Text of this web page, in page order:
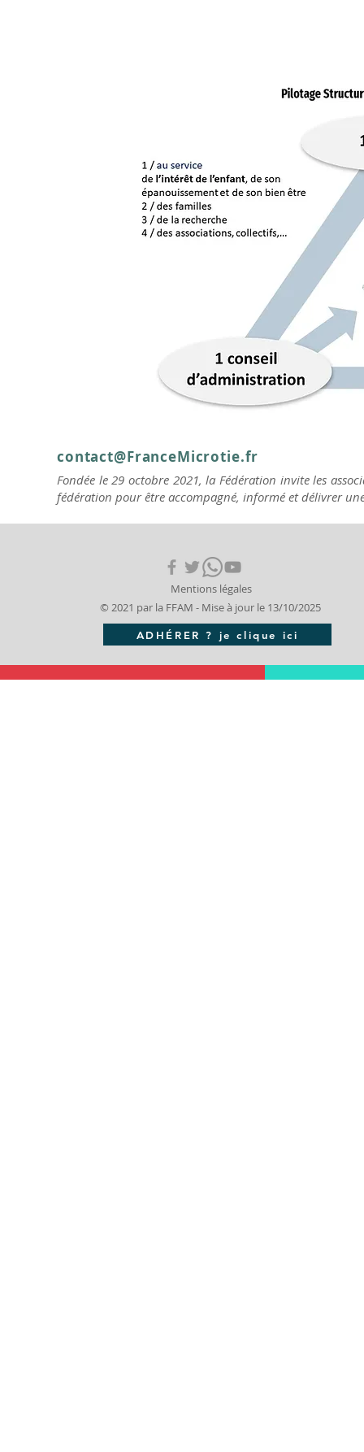
contact@FranceMicrotie.fr
Fondée le 29 octobre 2021, la Fédération invite les
fédération pour être accompagné, informé et délivrer
Mentions légales
© 2021 par la FFAM - Mise à jour le 13/10/2025
ADHÉRER ? je clique ici